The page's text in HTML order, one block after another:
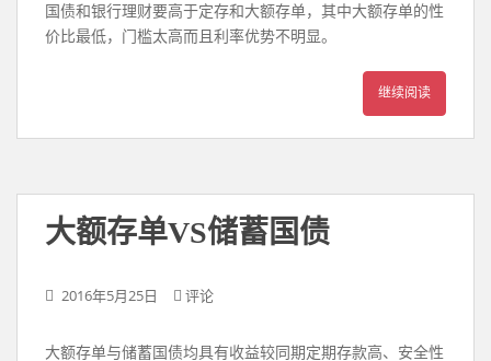
国债和银行理财要高于定存和大额存单，其中大额存单的性
价比最低，门槛太高而且利率优势不明显。
继续阅读
大额存单VS储蓄国债
2016年5月25日 评论
大额存单与储蓄国债均具有收益较同期定期存款高、安全性